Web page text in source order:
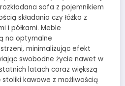
sofa z pojemnikiem
składania czy łóżko z
i półkami. Meble
na optymalne
minimalizując efekt
swobodne życie nawet w
latach coraz większą
kawowe z możliwością